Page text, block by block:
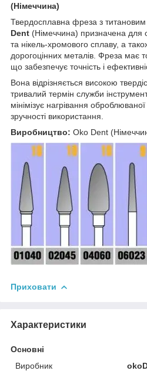
(Німеччина)
Твердосплавна фреза з титановим
Dent (Німеччина) призначена для
та нікель-хромового сплаву, а
дорогоцінних металів. Фреза має
що забезпечує точність і
Вона відрізняється високою
тривалий термін служби
мінімізує нагрівання
зручності використання.
Виробництво: Oko Dent
Приховати
Характеристики
Основні
Виробник